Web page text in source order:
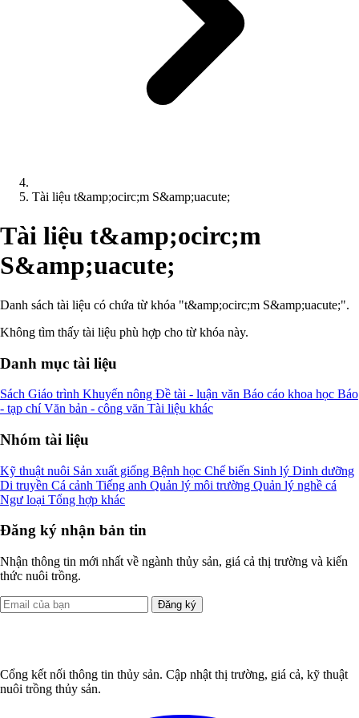
Tài liệu t&amp;ocirc;m S&amp;uacute;
Tài liệu t&amp;ocirc;m
S&amp;uacute;
Danh sách tài liệu có chứa từ khóa "t&amp;ocirc;m S&amp;uacute;".
Không tìm thấy tài liệu phù hợp cho từ khóa này.
Danh mục tài liệu
Sách Giáo trình Khuyến nông Đề tài - luận văn Báo cáo khoa học Báo
- tạp chíVăn bản - công văn Tài liệu khác
Nhóm tài liệu
Kỹ thuật nuôi Sản xuất giống Bệnh học Chế biến Sinh lý Dinh dưỡng
Di truyền Cá cảnh Tiếng anh Quản lý môi trường Quản lý nghề cá
Ngư loại Tổng hợp khác
Đăng ký nhận bản tin
Nhận thông tin mới nhất về ngành thủy sản, giá cả thị trường và kiến
thức nuôi trồng.
Đăng ký
Cổng kết nối thông tin thủy sản. Cập nhật thị trường, giá cả, kỹ thuật
nuôi trồng thủy sản.